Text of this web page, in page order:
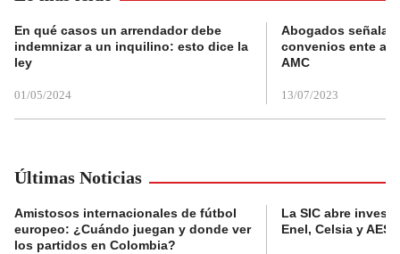
En qué casos un arrendador debe
indemnizar a un inquilino: esto dice la
ley
01/05/2024
Abogados
convenios ente
AMC
13/07/2023
Últimas Noticias
Amistosos internacionales de fútbol
europeo: ¿Cuándo juegan y donde ver
los partidos en Colombia?
La SIC abre
Enel, Celsia y AES